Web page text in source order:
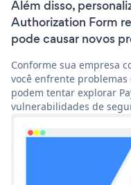
Além disso,
Authorization Form
pode causar novos
Conforme sua empresa
você enfrente problemas
podem tentar explorar
vulnerabilidades de